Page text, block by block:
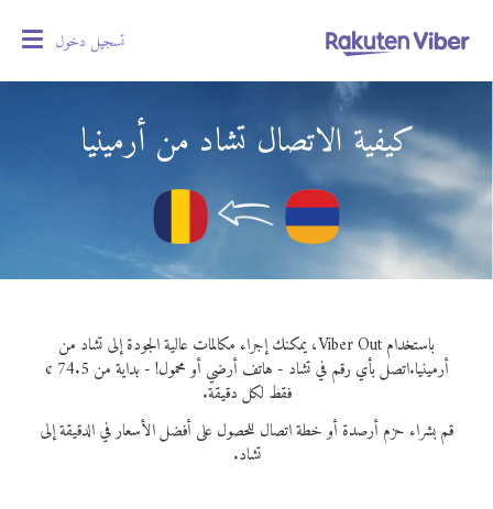
تسجيل دخول
كيفية الاتصال تشاد من أرمينيا
باستخدام Viber Out، يمكنك إجراء مكالمات عالية الجودة إلى تشاد من
أرمينيا.
اتصل بأي رقم في تشاد - هاتف أرضي أو محمول! - بداية من 74.5 ¢
فقط لكل دقيقة.
قم بشراء حزم أرصدة أو خطة اتصال للحصول على أفضل الأسعار في الدقيقة إلى
تشاد.